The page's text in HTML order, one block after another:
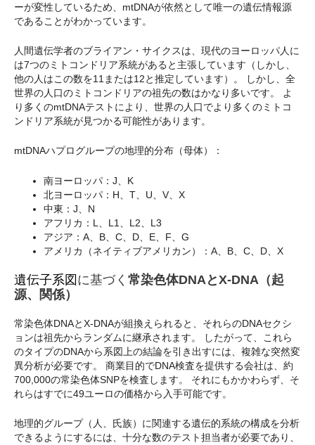
ーが変性しているため、mtDNAが依然として唯一の遺伝情報源
であることがわかっています。
人間遺伝学者のブライアン・サイクスは、現代のヨーロッパ人に
は7つのミトコンドリア系統があると主張しています（しかし、
他の人はこの数を11または12と推定しています）。 しかし、全
世界の人口のミトコンドリアの祖先の数はかなり多いです。 よ
り多くのmtDNAテストにより、世界の人口でより多くのミトコ
ンドリア系統が見つかる可能性があります。
mtDNAハプログループの地理的分布（母体）：
南ヨーロッパ：J、K
北ヨーロッパ：H、T、U、V、X
中東：J、N
アフリカ：L、L1、L2、L3
アジア：A、B、C、D、E、F、G
アメリカ（ネイティブアメリカン）：A、B、C、D、X
遺伝子系図 に基づく 常染色体DNAとX-DNA（起
源、関係）
常染色体DNAとX-DNAが組換えられると、それらのDNAセクシ
ョンは祖先からランダムに継承されます。 したがって、これら
のタイプのDNAから系図上の結論を引き出すには、複雑な突然変
異分析が必要です。 商業目的でDNA検査を提供する会社は、約
700,000の常染色体SNPを検査します。 それにもかかわらず、そ
れらはすでに49ユーロの価格から入手可能です。
地理的グループ（人、氏族）に関連する遺伝的系統の構成を分析
できるようにするには、十分な数のテスト担当者が必要であり、